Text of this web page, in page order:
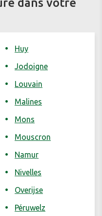
dans votre
Huy
Jodoigne
Louvain
Malines
Mons
Mouscron
Namur
Nivelles
Overijse
Péruwelz